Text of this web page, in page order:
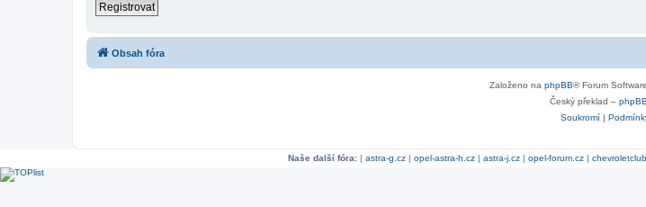
Registrovat
Obsah fóra
Založeno na phpBB® Forum
Český překlad –
Soukromí|
Naše další fóra: | astra-g.cz | opel-astra-h.cz | astra-j.cz | opel-forum.cz |